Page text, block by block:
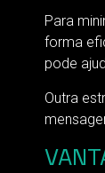
Para
forma
pode
Outra